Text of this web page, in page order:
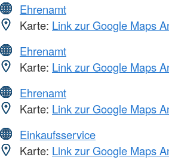
Ehrenamt
Karte: Link zur Google Maps
Ehrenamt
Karte: Link zur Google Maps
Ehrenamt
Karte: Link zur Google Maps
Einkaufsservice
Karte: Link zur Google Maps